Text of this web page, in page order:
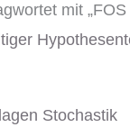
mit